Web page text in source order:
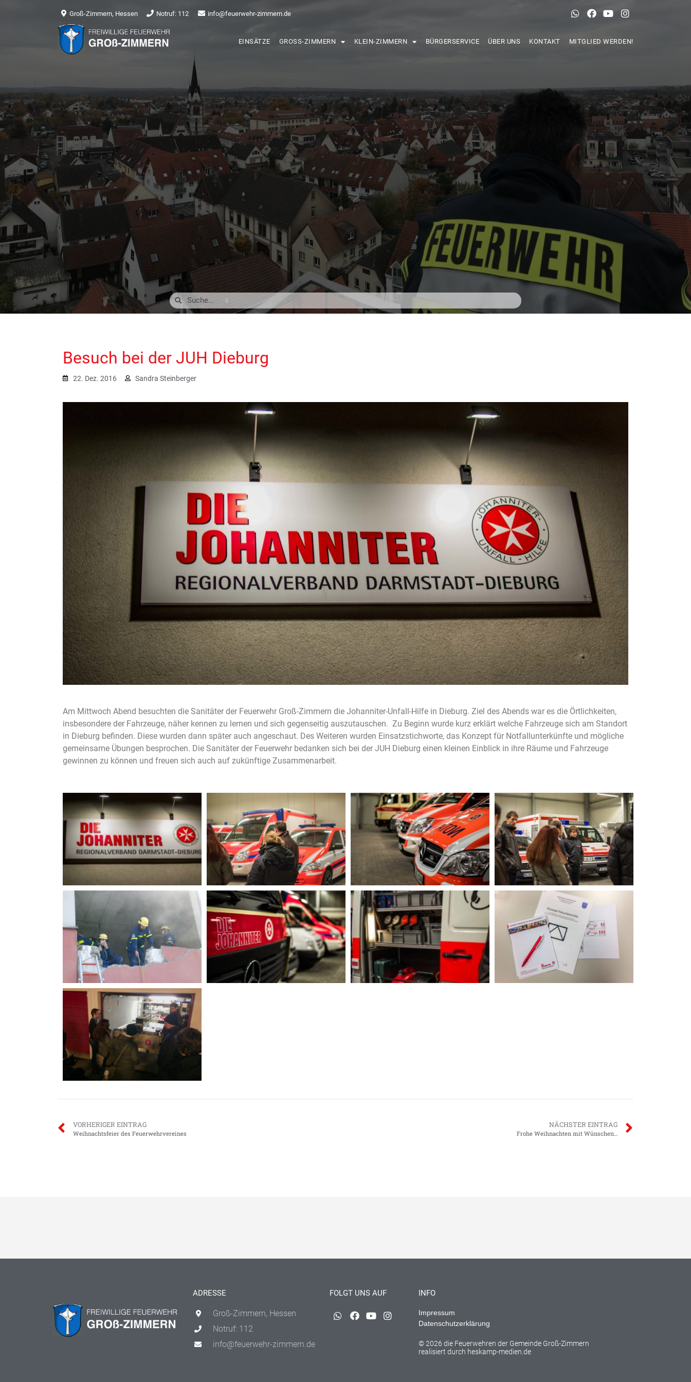
Groß-Zimmern, Hessen Notruf: 112 info@feuerwehr-zimmern.de
EINSÄTZE GROSS-ZIMMERN KLEIN-ZIMMERN BÜRGERSERVICE ÜBER UNS KONTAKT MITGLIED WERDEN!
Besuch bei der JUH Dieburg
22. Dez. 2016 Sandra Steinberger
Am Mittwoch Abend besuchten die Sanitäter der Feuerwehr Groß-Zimmern die Johanniter-Unfall-Hilfe in Dieburg. Ziel des Abends war es die Örtlichkeiten,
insbesondere der Fahrzeuge, näher kennen zu lernen und sich gegenseitig auszutauschen. Zu Beginn wurde kurz erklärt welche Fahrzeuge sich am Standort
in Dieburg befinden. Diese wurden dann später auch angeschaut. Des Weiteren wurden Einsatzstichworte, das Konzept für Notfallunterkünfte und mögliche
gemeinsame Übungen besprochen. Die Sanitäter der Feuerwehr bedanken sich bei der JUH Dieburg einen kleinen Einblick in ihre Räume und Fahrzeuge
gewinnen zu können und freuen sich auch auf zukünftige Zusammenarbeit.
VORHERIGER EINTRAG
Weihnachtsfeier des Feuerwehrvereines
NÄCHSTER EINTRAG
Frohe Weihnachten mit Wünschen…
ADRESSE
Groß-Zimmern, Hessen
Notruf: 112
info@feuerwehr-zimmern.de
FOLGT UNS AUF INFO
Impressum
Datenschutzerklärung
© 2026 die Feuerwehren der Gemeinde Groß-Zimmern
realisiert durch heskamp-medien.de